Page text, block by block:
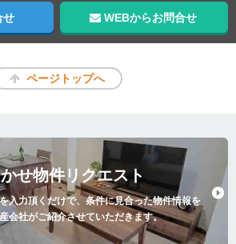
せ WEBからお問合せ
ページトップへ
せ物件リクエスト
入力頂くだけで、条件に見合った物件情報を
会社がご紹介させていただきます。